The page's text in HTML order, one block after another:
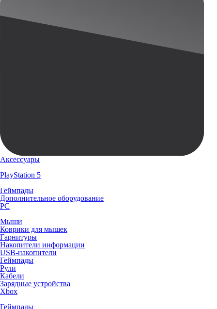
Аксессуары
PlayStation 5
Геймпады
Дополнительное оборудование
PC
Мыши
Коврики для мышек
Гарнитуры
Накопители информации
USB-накопители
Геймпады
Рули
Кабели
Зарядные устройства
Xbox
Геймпады